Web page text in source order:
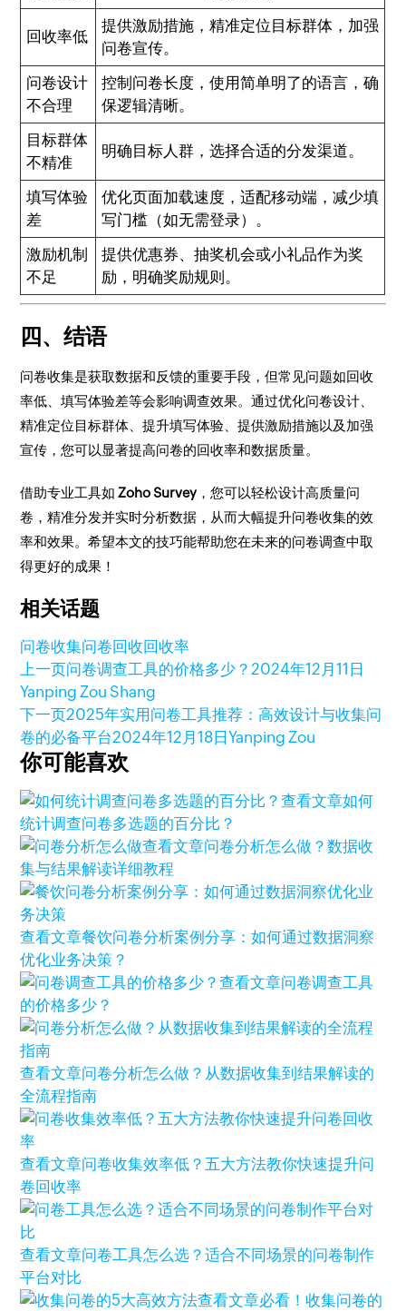
回收率低
提供激励措施，精准定位目标群体，加强
问卷宣传。
问卷设计
不合理
控制问卷长度，使用简单明了的语言，确
保逻辑清晰。
目标群体
不精准
明确目标人群，选择合适的分发渠道。
填写体验
差
优化页面加载速度，适配移动端，减少填
写门槛（如无需登录）。
激励机制
不足
提供优惠券、抽奖机会或小礼品作为奖
励，明确奖励规则。
四、结语
问卷收集是获取数据和反馈的重要手段，但常见问题如回收
率低、填写体验差等会影响调查效果。通过优化问卷设计、
精准定位目标群体、提升填写体验、提供激励措施以及加强
宣传，您可以显著提高问卷的回收率和数据质量。
借助专业工具如Zoho Survey ，您可以轻松设计高质量问
卷，精准分发并实时分析数据，从而大幅提升问卷收集的效
率和效果。希望本文的技巧能帮助您在未来的问卷调查中取
得更好的成果！
相关话题
问卷收集问卷回收回收率
上一页问卷调查工具的价格多少？ 2024年12月11日
Yanping Zou Shang
下一页2025年实用问卷工具推荐：高效设计与收集问
卷的必备平台2024年12月18日Yanping Zou
你可能喜欢
查看文章如何
统计调查问卷多选题的百分比？
查看文章问卷分析怎么做？数据收
集与结果解读详细教程
查看文章餐饮问卷分析案例分享：如何通过数据洞察
优化业务决策？
查看文章问卷调查工具
的价格多少？
查看文章问卷分析怎么做？从数据收集到结果解读的
全流程指南
查看文章问卷收集效率低？五大方法教你快速提升问
卷回收率
查看文章问卷工具怎么选？适合不同场景的问卷制作
平台对比
查看文章必看！收集问卷的